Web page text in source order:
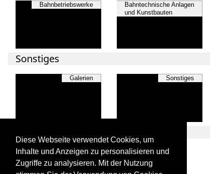
Bahnbetriebswerke
Bahntechnische Anlagen
und Kunstbauten
Sonstiges
Galerien Sonstiges
Hybridloks
Diese Webseite verwendet Cookies, um
Inhalte und Anzeigen zu personalisieren und
Zugriffe zu analysieren. Mit der Nutzung